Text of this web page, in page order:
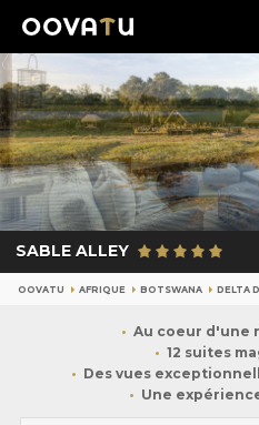
SABLE ALLEY
OOVATU AFRIQUE BOTSWANA DELTA
Au coeur d'une
12 suites
Des vues
Une